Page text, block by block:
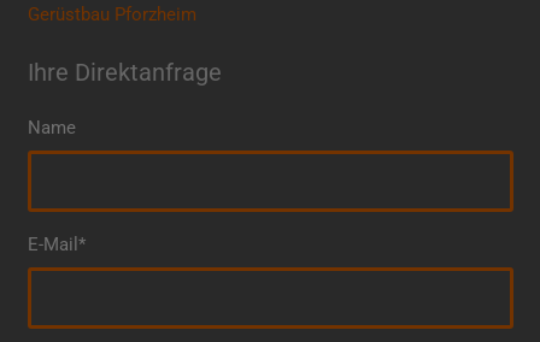
Gerüstbau Pforzheim
Ihre Direktanfrage
Name
E-Mail*